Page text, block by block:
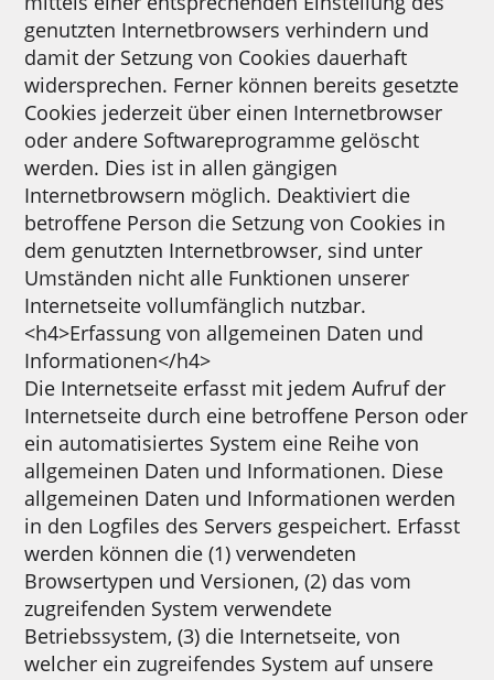
genutzten Internetbrowsers verhindern und
damit der Setzung von Cookies dauerhaft
widersprechen. Ferner können bereits gesetzte
Cookies jederzeit über einen Internetbrowser
oder andere Softwareprogramme gelöscht
werden. Dies ist in allen gängigen
Internetbrowsern möglich. Deaktiviert die
betroffene Person die Setzung von Cookies in
dem genutzten Internetbrowser, sind unter
Umständen nicht alle Funktionen unserer
Internetseite vollumfänglich nutzbar.
<h4>Erfassung von allgemeinen Daten und
Informationen</h4>
Die Internetseite erfasst mit jedem Aufruf der
Internetseite durch eine betroffene Person oder
ein automatisiertes System eine Reihe von
allgemeinen Daten und Informationen. Diese
allgemeinen Daten und Informationen werden
in den Logfiles des Servers gespeichert. Erfasst
werden können die (1) verwendeten
Browsertypen und Versionen, (2) das vom
zugreifenden System verwendete
Betriebssystem, (3) die Internetseite, von
welcher ein zugreifendes System auf unsere